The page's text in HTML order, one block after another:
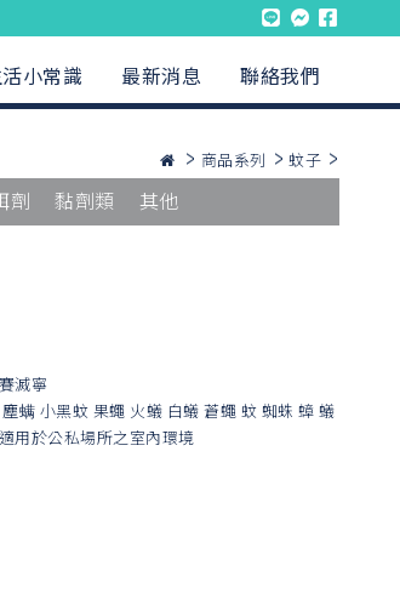
小常識 最新消息 聯絡我們
商品系列 蚊子
劑 黏劑類 其他
賽滅寧
塵螨 小黑蚊 果蠅 火蟻 白蟻 蒼蠅 蚊 蜘蛛 蟑 蟻
適用於公私場所之室內環境